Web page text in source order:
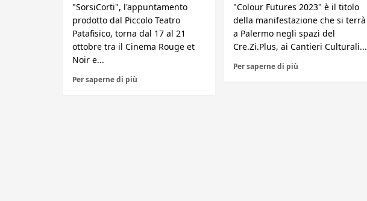
"SorsiCorti", l'appuntamento
prodotto dal Piccolo Teatro
Patafisico, torna dal 17 al 21
ottobre tra il Cinema Rouge et
Noir e...
Per saperne di più
"Colour Futures 2023" è il titolo
della manifestazione che si terrà
a Palermo negli spazi del
Cre.Zi.Plus, ai Cantieri Culturali...
Per saperne di più